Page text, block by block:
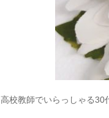
高校教師でいらっしゃる30